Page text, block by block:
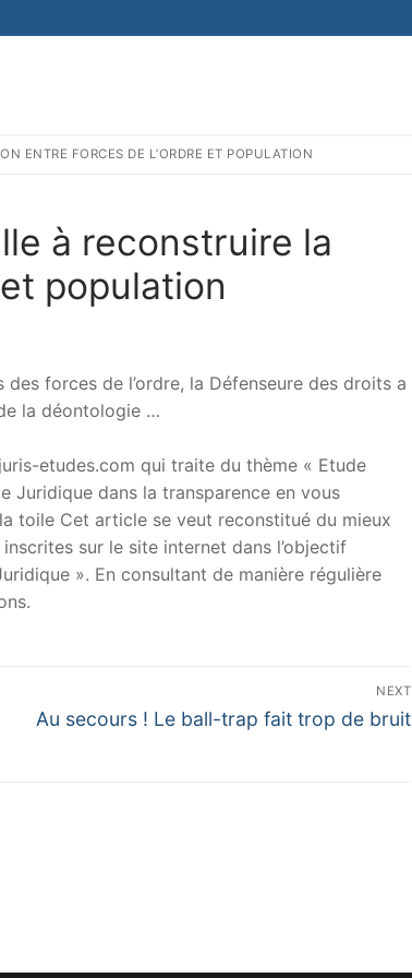
ENTRE FORCES DE L’ORDRE ET POPULATION
à reconstruire la
population
forces de l’ordre, la Défenseure des droits a
la déontologie …
etudes.com qui traite du thème « Etude
Juridique dans la transparence en vous
toile Cet article se veut reconstitué du mieux
sur le site internet dans l’objectif
». En consultant de manière régulière
NEXT
Next
Au secours ! Le ball-trap fait trop de bruit